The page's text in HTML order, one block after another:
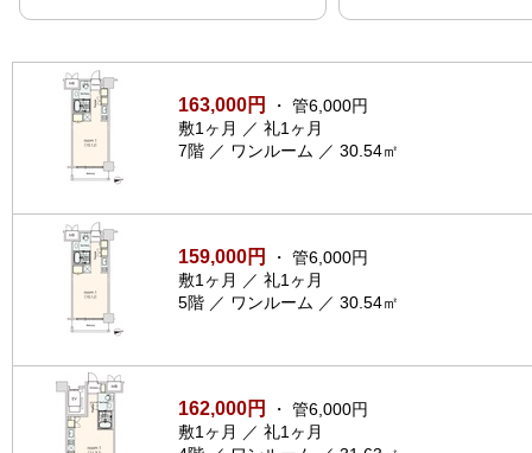
163,000円
・ 管6,000円
敷1ヶ月 ／ 礼1ヶ月
7階 ／ ワンルーム ／ 30.54㎡
159,000円
・ 管6,000円
敷1ヶ月 ／ 礼1ヶ月
5階 ／ ワンルーム ／ 30.54㎡
162,000円
・ 管6,000円
敷1ヶ月 ／ 礼1ヶ月